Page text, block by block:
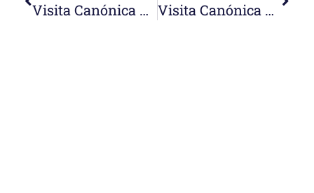
Visita Canónica A La Comunidad Del Colegio J. M. Velaz En Quito (Ecuador) Visita Canónica A La Comunidad De Nazaret En Calderón (Quito)